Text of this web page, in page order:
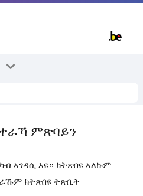
ምጽባይን
ኣገዳሲ እዩ። ክትጽበዩ ኣለኩም
ክትጽበዩ ትጽቢት